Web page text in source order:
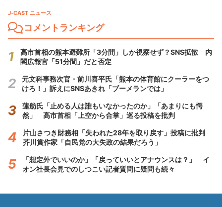
J-CAST ニュース
コメントランキング
高市首相の熊本避難所「3分間」しか視察せず？SNS拡散 内
閣広報官「51分間」だと否定
元文科事務次官・前川喜平氏「熊本の体育館にクーラーをつ
けろ！」訴えにSNSあきれ「ブーメランでは」
蓮舫氏「止める人は誰もいなかったのか」「あまりにも愕
然」 高市首相「上空から合掌」巡る投稿を批判
片山さつき財務相「失われた28年を取り戻す」投稿に批判
芥川賞作家「自民党の大失政の結果だろう」
「想定外でいいのか」「戻っていいとアナウンスは？」 イ
オン社長会見でのしつこい記者質問に疑問も続々